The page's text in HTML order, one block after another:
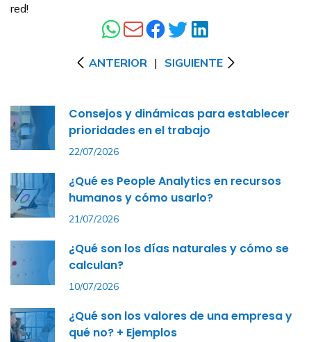
red!
ANTERIOR | SIGUIENTE
Consejos y dinámicas para establecer
prioridades en el trabajo
22/07/2026
¿Qué es People Analytics en recursos
humanos y cómo usarlo?
21/07/2026
¿Qué son los días naturales y cómo se
calculan?
10/07/2026
¿Qué son los valores de una empresa y
qué no? + Ejemplos